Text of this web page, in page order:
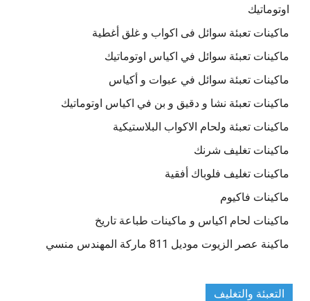
اوتوماتيك
ماكينات تعبئة سوائل فى اكواب و غلق أغطية
ماكينات تعبئة سوائل في اكياس اوتوماتيك
ماكينات تعبئة سوائل في عبوات و أكياس
ماكينات تعبئة نشا و دقيق و بن في اكياس اوتوماتيك
ماكينات تعبئة ولحام الاكواب البلاستيكية
ماكينات تغليف شرنك
ماكينات تغليف فلوباك أفقية
ماكينات فاكيوم
ماكينات لحام اكياس و ماكينات طباعة تاريخ
ماكينة عصر الزيوت موديل 811 ماركة المهندس منسي
التعبئة والتغليف